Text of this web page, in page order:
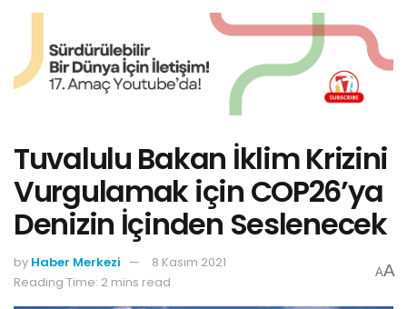
Tuvalulu Bakan İklim Krizini
Vurgulamak için COP26’ya
Denizin İçinden Seslenecek
by Haber Merkezi
8 Kasım 2021
Reading Time: 2 mins read
AA